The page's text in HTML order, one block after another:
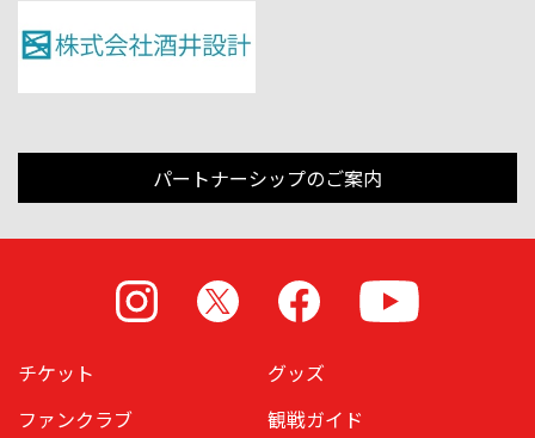
パートナーシップのご案内
Instagram Facebook
チケット
グッズ
ファンクラブ
観戦ガイド